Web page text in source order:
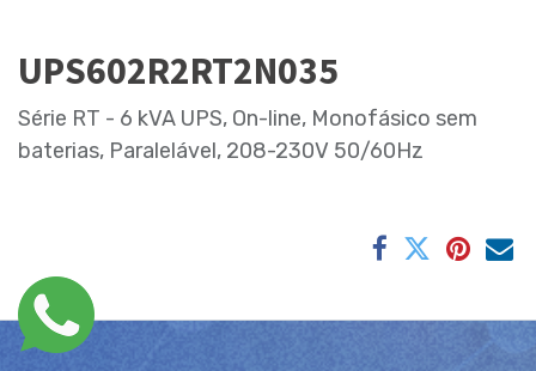
UPS602R2RT2N035
Série RT - 6 kVA UPS, On-line, Monofásico sem
baterias, Paralelável, 208-230V 50/60Hz